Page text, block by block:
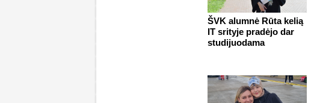
ŠVK alumnė Rūta kelią
IT srityje pradėjo dar
studijuodama